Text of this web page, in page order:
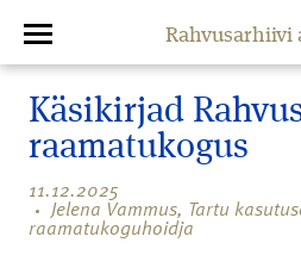
Rahvusarhiivi
Käsikirjad
raamatukogus
11.12.2025
Jelena Vammus, Tartu
raamatukoguhoidja